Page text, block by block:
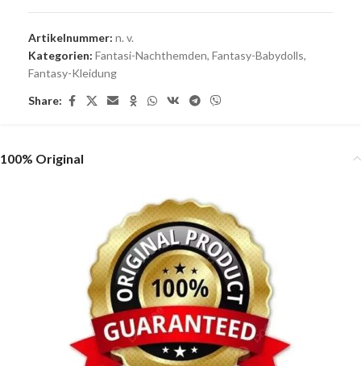
Artikelnummer: n. v.
Kategorien: Fantasi-Nachthemden, Fantasy-Babydolls,
Fantasy-Kleidung
Share:
100% Original